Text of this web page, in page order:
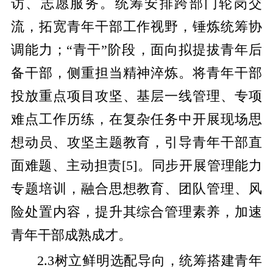
访、志愿服务。统筹安排跨部门轮岗交
流，拓宽青年干部工作视野，锤炼统筹协
调能力；“青干”阶段，面向拟提拔青年后
备干部，侧重担当精神淬炼。将青年干部
投放重点项目攻坚、基层一线管理、专项
难点工作历练，在复杂任务中开展现场思
想动员、攻坚主题教育，引导青年干部直
面难题、主动担责[5]。同步开展管理能力
专题培训，融合思想教育、团队管理、风
险处置内容，提升其综合管理素养，加速
青年干部成熟成才。
2.3树立鲜明选配导向，统筹搭建青年